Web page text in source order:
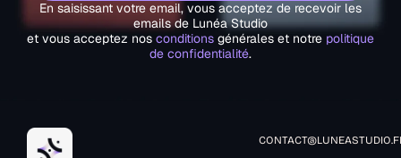
En saisissant votre email, vous acceptez de recevoir les
emails de Lunéa Studio
et vous acceptez nos conditions générales et notre politique
de confidentialité.